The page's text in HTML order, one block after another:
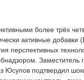
более трёх
активные добавки
перспективных
Заместитель
Юсупов подтвердил